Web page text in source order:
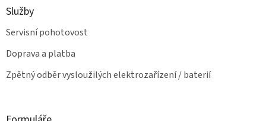
Služby
Servisní pohotovost
Doprava a platba
Zpětný odběr vysloužilých elektrozařízení / baterií